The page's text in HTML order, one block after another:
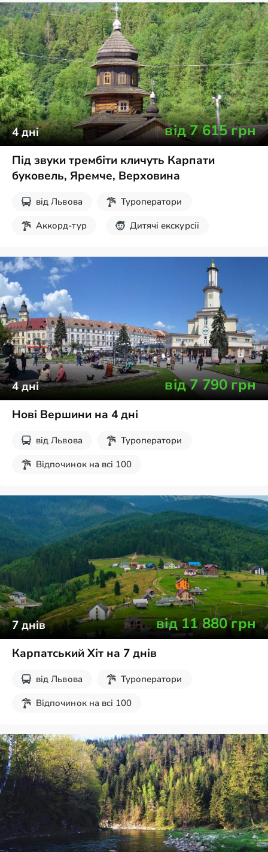
4дні від7 615грн
Під звуки трембіти кличуть Карпати
буковель, Яремче, Верховина
від Львова
Туроператори
Аккорд-тур
Дитячі екскурсії
4дні від7 790грн
Нові Вершини на 4 дні
від Львова
Туроператори
Відпочинок на всі 100
7днів від11 880грн
Карпатський Хіт на 7 днів
від Львова
Туроператори
Відпочинок на всі 100